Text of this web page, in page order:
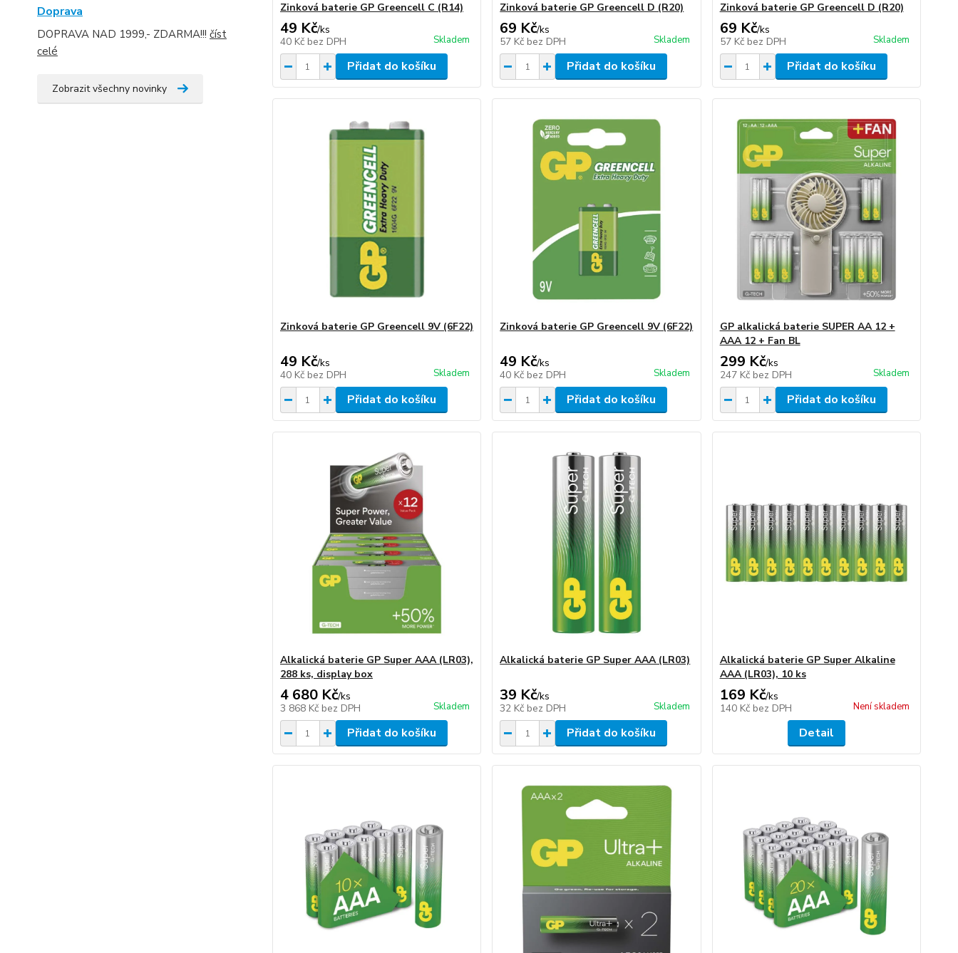
Doprava
DOPRAVA NAD 1999,- ZDARMA!!! číst
celé
Zobrazit všechny novinky
Zinková baterie GP Greencell C (R14)
49 Kč/ks
40 Kč bez DPH Skladem
Přidat do košíku
Zinková baterie GP Greencell D (R20)
69 Kč/ks
57 Kč bez DPH Skladem
Přidat do košíku
Zinková baterie GP Greencell D (R20)
69 Kč/ks
57 Kč bez DPH Skladem
Přidat do košíku
Zinková baterie GP Greencell 9V (6F22)
49 Kč/ks
40 Kč bez DPH Skladem
Přidat do košíku
Zinková baterie GP Greencell 9V (6F22)
49 Kč/ks
40 Kč bez DPH Skladem
Přidat do košíku
GP alkalická baterie SUPER AA 12 +
AAA 12 + Fan BL
299 Kč/ks
247 Kč bez DPH Skladem
Přidat do košíku
Alkalická baterie GP Super AAA (LR03),
288 ks, display box
4 680 Kč/ks
3 868 Kč bez DPH Skladem
Přidat do košíku
Alkalická baterie GP Super AAA (LR03)
39 Kč/ks
32 Kč bez DPH Skladem
Přidat do košíku
Alkalická baterie GP Super Alkaline
AAA (LR03), 10 ks
169 Kč/ks
140 Kč bez DPH Není skladem
Detail